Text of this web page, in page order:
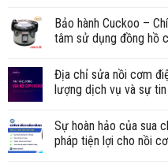
Bảo hành Cuckoo –
tâm sử dụng đồng hồ
Địa chỉ sửa nồi cơm
lượng dịch vụ và sự
Sự hoàn hảo của sua
pháp tiện lợi cho nồi